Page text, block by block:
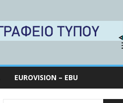
EUROVISION – EBU